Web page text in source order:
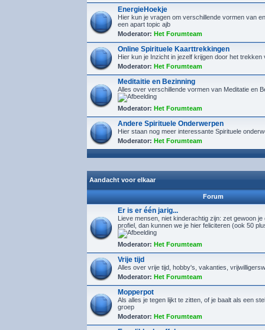
EnergieHoekje
Hier kun je vragen om verschillende vormen van
een apart topic ajb
Moderator: Het Forumteam
Online Spirituele Kaarttrekkingen
Hier kun je Inzicht in jezelf krijgen door het trekken
Moderator: Het Forumteam
Meditaitie en Bezinning
Alles over verschillende vormen van Meditatie en
Moderator: Het Forumteam
Andere Spirituele Onderwerpen
Hier staan nog meer interessante Spirituele
Moderator: Het Forumteam
Aandacht voor elkaar
Forum
Er is er één jarig...
Lieve mensen, niet kinderachtig zijn: zet gewoon je
profiel, dan kunnen we je hier feliciteren (ook 50
Moderator: Het Forumteam
Vrije tijd
Alles over vrije tijd, hobby's, vakanties,
Moderator: Het Forumteam
Mopperpot
Als alles je tegen lijkt te zitten, of je baalt als een
groep
Moderator: Het Forumteam